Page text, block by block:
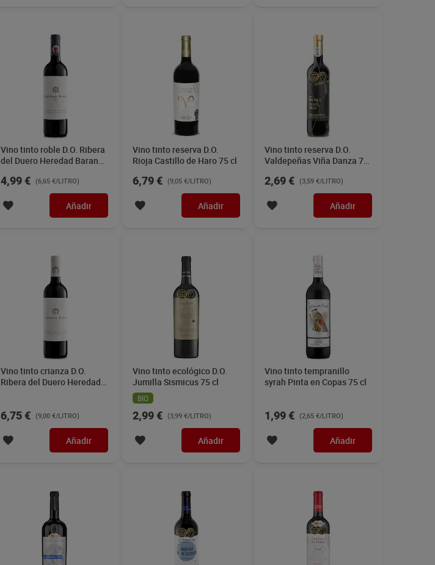
Vino tinto roble D.O. Ribera
del Duero Heredad Baran
4,99 € (6,65 €/LITRO)
Añadir
Vino tinto reserva D.O.
Rioja Castillo de Haro 75 cl
6,79 € (9,05 €/LITRO)
Añadir
Vino tinto reserva D.O.
Valdepeñas Viña Danza 75
2,69 € (3,59 €/LITRO)
Añadir
Vino tinto crianza D.O.
Ribera del Duero Heredad
6,75 € (9,00 €/LITRO)
Añadir
Vino tinto ecológico D.O.
Jumilla Sismicus 75 cl
BIO
2,99 € (3,99 €/LITRO)
Añadir
Vino tinto tempranillo
syrah Pinta en Copas 75 cl
1,99 € (2,65 €/LITRO)
Añadir